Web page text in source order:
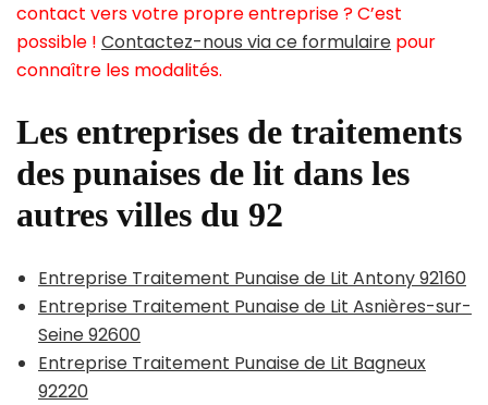
contact vers votre propre entreprise ? C’est
possible ! Contactez-nous via ce formulaire pour
connaître les modalités.
Les entreprises de traitements
des punaises de lit dans les
autres villes du 92
Entreprise Traitement Punaise de Lit Antony 92160
Entreprise Traitement Punaise de Lit Asnières-sur-
Seine 92600
Entreprise Traitement Punaise de Lit Bagneux
92220